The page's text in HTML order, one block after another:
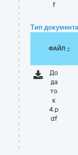
f
Тип
ФАЙЛ
До
да
то
к
4.p
df